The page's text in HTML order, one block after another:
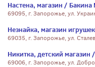
Настена, магазин /
69095, г. Запорожье, ул.
Незнайка, магазин
69035, г. Запорожье, ул.
Никитка, детский
69006, г. Запорожье, ул.